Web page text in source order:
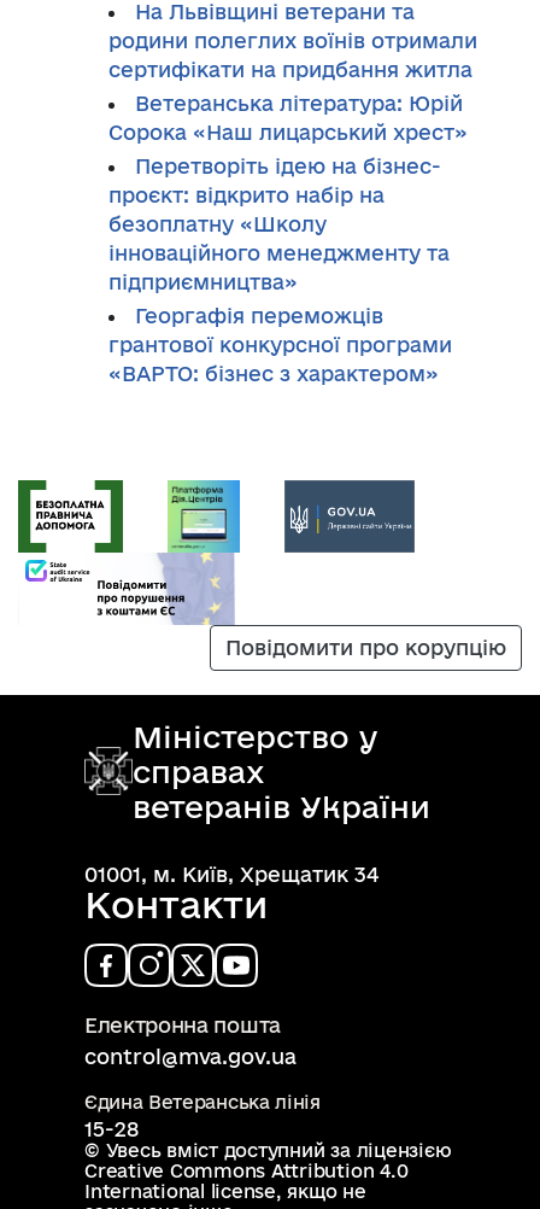
На Львівщині ветерани та
родини полеглих воїнів отримали
сертифікати на придбання житла
Ветеранська література: Юрій
Сорока «Наш лицарський хрест»
Перетворіть ідею на бізнес-
проєкт: відкрито набір на
безоплатну «Школу
інноваційного менеджменту та
підприємництва»
Георгафія переможців
грантової конкурсної програми
«ВАРТО: бізнес з характером»
Повідомити про корупцію
Міністерство у
справах
ветеранів України
01001, м. Київ, Хрещатик 34
Контакти
Електронна пошта
control@mva.gov.ua
Єдина Ветеранська лінія
15-28
© Увесь вміст доступний за ліцензією
Creative Commons Attribution 4.0
International license, якщо не